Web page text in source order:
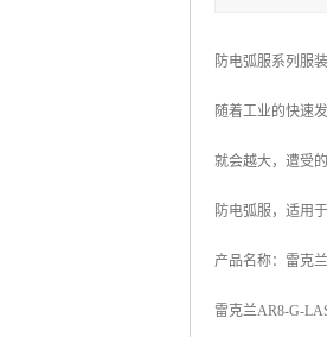
防电弧服系列服装
随着工业的快速
就会越大，遭受
防电弧服，适用
产品名称：雷克
雷克兰AR8-G-